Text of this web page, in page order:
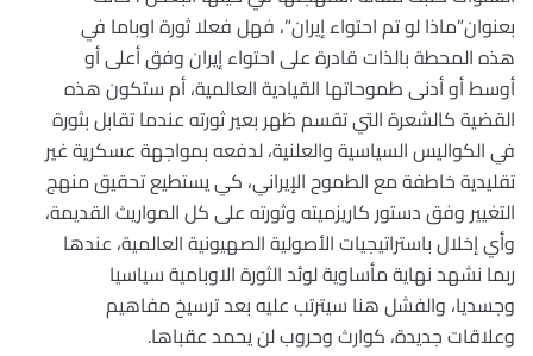
بعنوان”ماذا لو تم احتواء إيران”، فهل فعلا ثورة اوباما في
هذه المحطة بالذات قادرة على احتواء إيران وفق أعلى أو
أوسط أو أدنى طموحاتها القيادية العالمية، أم ستكون هذه
القضية كالشعرة التي تقسم ظهر بعير ثورته عندما تقابل بثورة
في الكواليس السياسية والعلنية، لدفعه بمواجهة عسكرية غير
تقليدية خاطفة مع الطموح الإيراني، كي يستطيع تحقيق منهج
التغيير وفق دستور كاريزميته وثورته على كل المواريث القديمة،
وأي إخلال باستراتيجيات الأصولية الصهيونية العالمية، عندها
ربما نشهد نهاية مأساوية لوئد الثورة الاوبامية سياسيا
وجسديا، والفشل هنا سيترتب عليه بعد ترسيخ مفاهيم
وعلاقات جديدة، كوارث وحروب لن يحمد عقباها.